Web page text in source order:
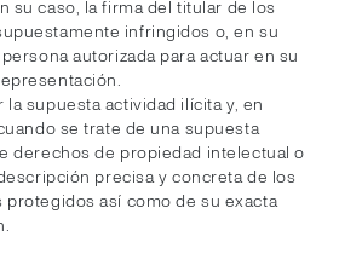
su caso, la firma del titular de los
infringidos o, en su
autorizada para actuar en su
la supuesta actividad ilícita y, en
se trate de una supuesta
derechos de propiedad intelectual o
precisa y concreta de los
protegidos así como de su exacta